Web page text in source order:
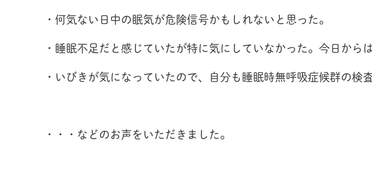
・何気ない日中の眠気が危険信号かもしれないと思った。
・睡眠不足だと感じていたが特に気にしていなかった。今日から
・いびきが気になっていたので、自分も睡眠時無呼吸症候群の検
・・・などのお声をいただきました。